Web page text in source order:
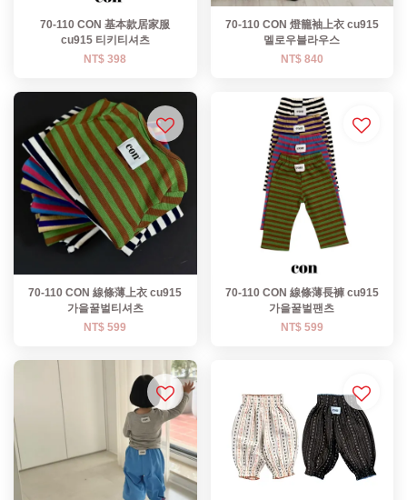
70-110 CON 基本款居家服
cu915 티키티셔츠
NT$ 398
70-110 CON 燈籠袖上衣 cu915
멜로우블라우스
NT$ 840
70-110 CON 線條薄上衣 cu915
가을꿀벌티셔츠
NT$ 599
70-110 CON 線條薄長褲 cu915
가을꿀벌팬츠
NT$ 599